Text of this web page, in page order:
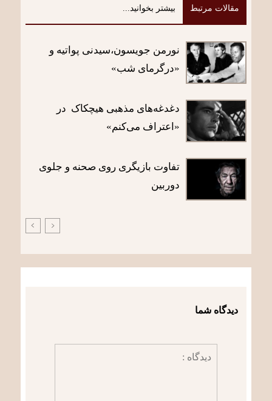
مقالات مرتبط بیشتر بخوانید...
نورمن جویسون،سیدنی پواتیه و
«درگرمای شب»
دغدغه‌های مذهبی هیچکاک در
«اعتراف می‌کنم»
تفاوت بازیگری روی صحنه و جلوی
دوربین
دیدگاه شما